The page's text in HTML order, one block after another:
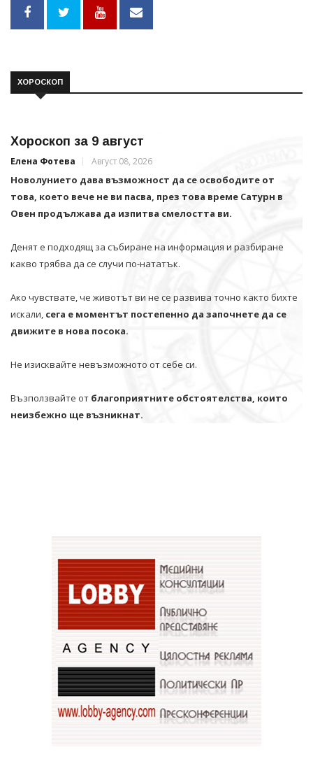
ХОРОСКОП
Хороскоп за 9 август
Елена Фотева Август 08, 2026
Новолунието дава възможност да се освободите от
това, което вече не ви пасва, през това време Сатурн в
Овен продължава да изпитва смелостта ви.
Денят е подходящ за събиране на информация и разбиране
какво трябва да се случи по-нататък.
Ако чувствате, че животът ви не се развива точно както бихте
искали, сега е моментът постепенно да започнете да се
движите в нова посока.
Не изисквайте невъзможното от себе си.
Възползвайте от благоприятните обстоятелства, които
неизбежно ще възникнат.